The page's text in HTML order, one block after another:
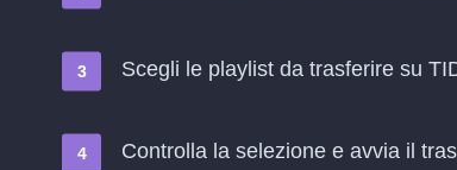
Scegli le playlist da trasferire su
Controlla la selezione e avvia il